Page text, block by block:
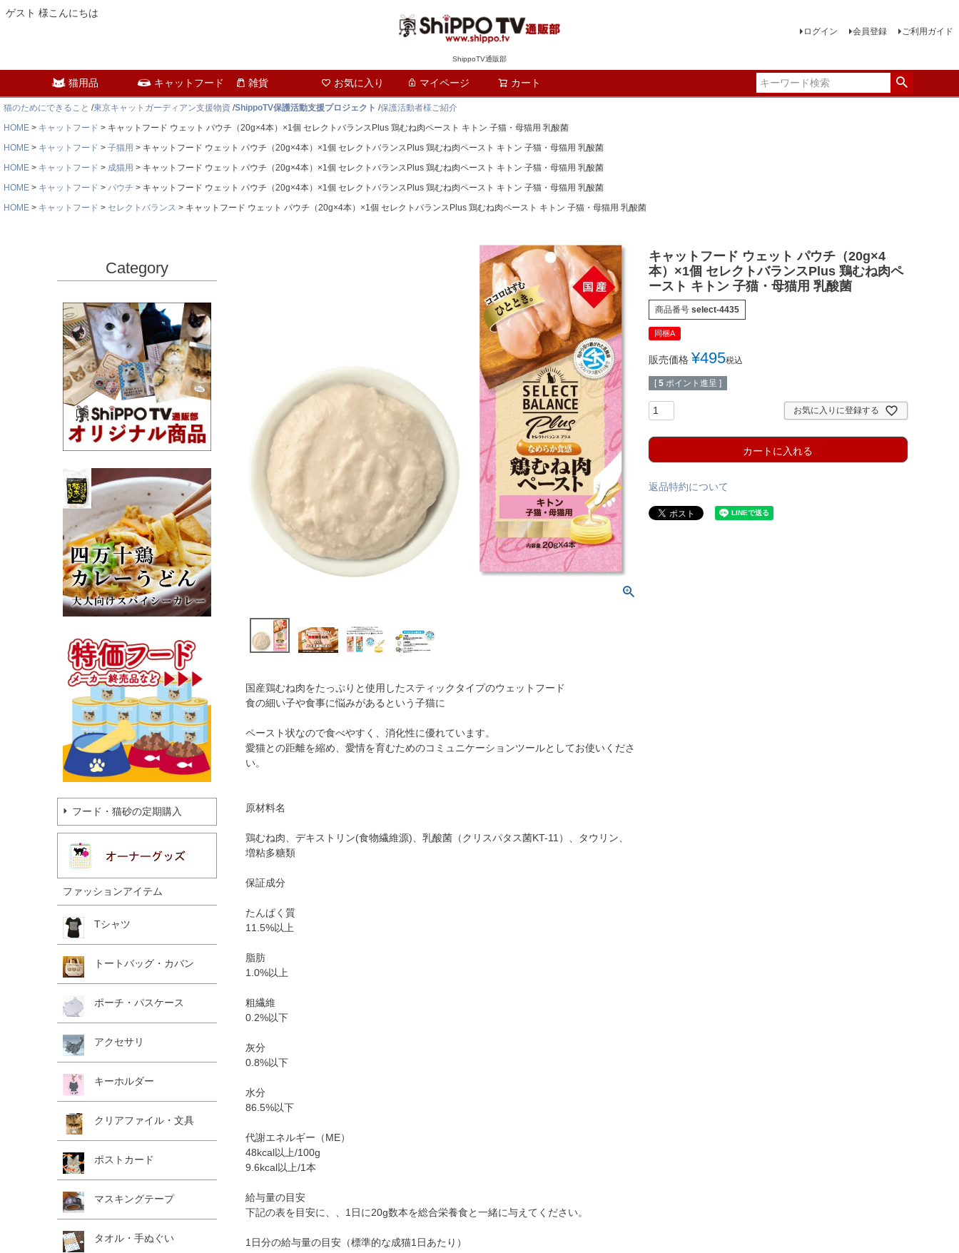
ゲスト 様こんにちは
ShippoTV通販部
ログイン 会員登録 ご利用ガイド
猫用品 キャットフード 雑貨 お気に入り マイページ カート検索
猫のためにできること /東京キャットガーディアン支援物資 /ShippoTV保護活動支援プロジェクト /保護活動者様ご紹介
HOME
キャットフード
キャットフード ウェット パウチ（20g×4本）×1個 セレクトバランスPlus 鶏むね肉ペースト キトン 子猫・母猫用 乳酸菌
HOME
キャットフード 子猫用
キャットフード ウェット パウチ（20g×4本）×1個 セレクトバランスPlus 鶏むね肉ペースト キトン 子猫・母猫用 乳酸菌
HOME
キャットフード 成猫用
キャットフード ウェット パウチ（20g×4本）×1個 セレクトバランスPlus 鶏むね肉ペースト キトン 子猫・母猫用 乳酸菌
HOME
キャットフード パウチ
キャットフード ウェット パウチ（20g×4本）×1個 セレクトバランスPlus 鶏むね肉ペースト キトン 子猫・母猫用 乳酸菌
HOME
キャットフード セレクトバランス キャットフード ウェット パウチ（20g×4本）×1個 セレクトバランスPlus 鶏むね肉ペースト キトン 子猫・母猫用 乳酸菌
Category
フード・猫砂の定期購入
ファッションアイテム
Tシャツ
トートバッグ・カバン
ポーチ・パスケース
アクセサリ
キーホルダー
クリアファイル・文具
ポストカード
マスキングテープ
タオル・手ぬぐい
国産鶏むね肉をたっぷりと使用したスティックタイプのウェットフード
食の細い子や食事に悩みがあるという子猫に
ペースト状なので食べやすく、消化性に優れています。
愛猫との距離を縮め、愛情を育むためのコミュニケーションツールとしてお使いくださ
い。
原材料名
鶏むね肉、デキストリン(食物繊維源)、乳酸菌（クリスパタス菌KT-11）、タウリン、
増粘多糖類
保証成分
たんぱく質
11.5%以上
脂肪
1.0%以上
粗繊維
0.2%以下
灰分
0.8%以下
水分
86.5%以下
代謝エネルギー（ME）
48kcal以上/100g
9.6kcal以上/1本
給与量の目安
下記の表を目安に、、1日に20g数本を総合栄養食と一緒に与えてください。
1日分の給与量の目安（標準的な成猫1日あたり）
キャットフード ウェット パウチ（20g×4
本）×1個 セレクトバランスPlus 鶏むね肉ペ
ースト キトン 子猫・母猫用 乳酸菌
商品番号 select-4435
同梱A
販売価格 ¥495税込
[ 5 ポイント進呈 ]
お気に入りに登録する
カートに入れる
返品特約について